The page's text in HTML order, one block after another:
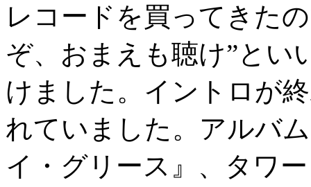
レコードを買ってきた
ぞ、おまえも聴け”とい
けました。イントロが
れていました。アルバ
イ・グリース』、タワ